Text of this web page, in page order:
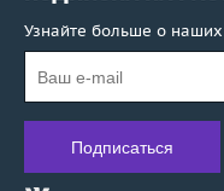
Узнайте больше о